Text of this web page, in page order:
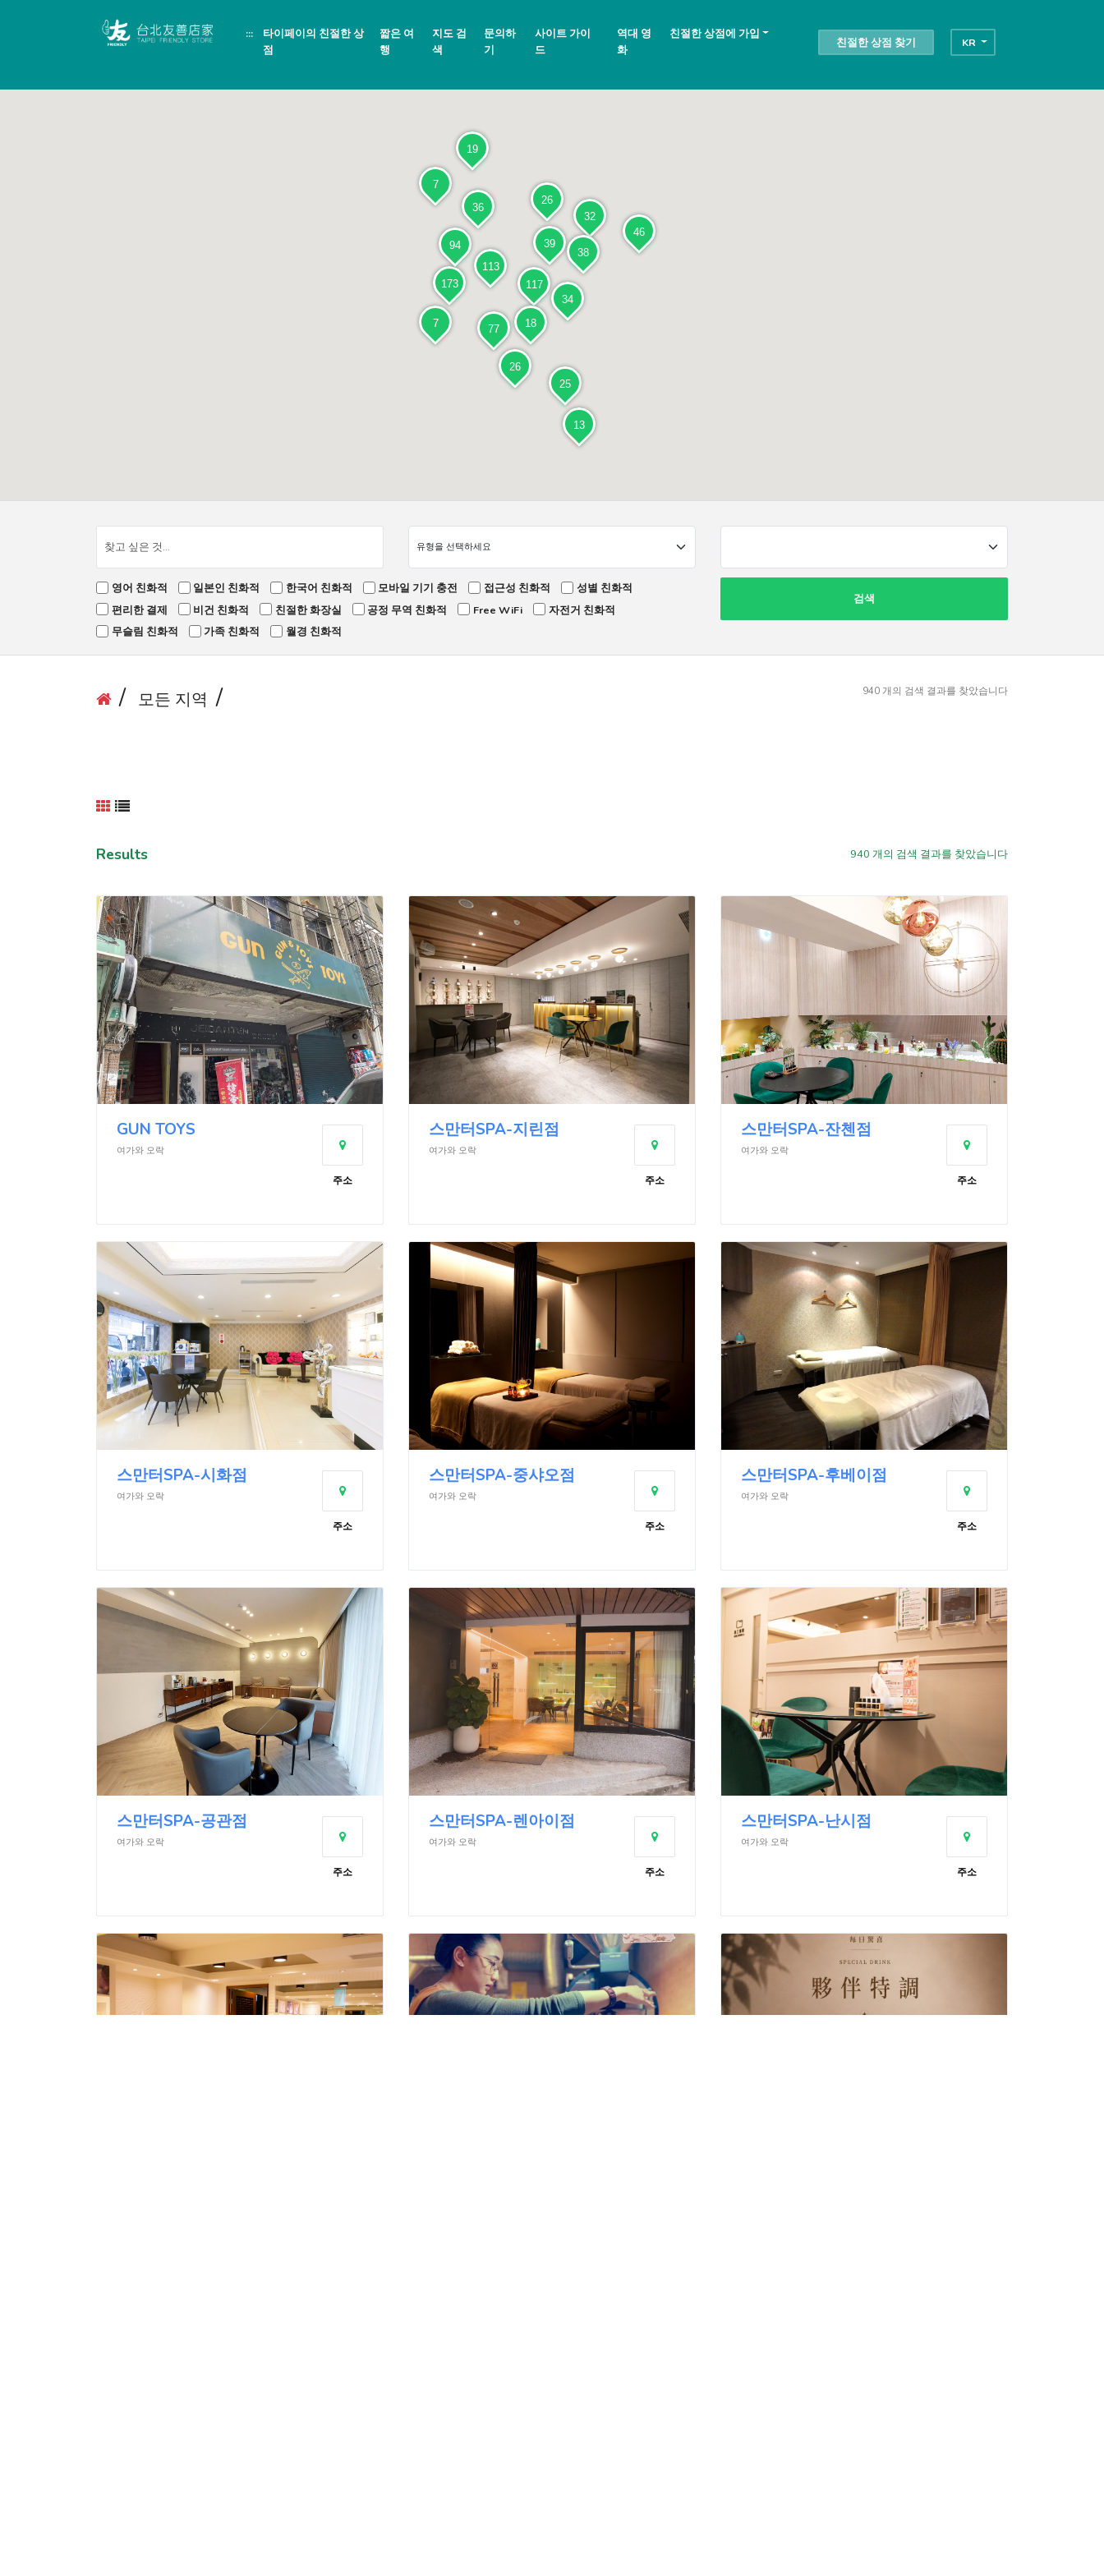
區
:::
타이페이의 친절한 상
점
짧은 여
행
지도 검
색
문의하
기
사이트 가이
드
역대 영
화
친절한 상점에 가입
친절한 상점 찾기 KR
36
113
117
77
32
173
34
25
46
39
26
19
94
38
26
18
13
7
7
영어 친화적 일본인 친화적 한국어 친화적 모바일 기기 충전 접근성 친화적
성별 친화적
편리한 결제
비건 친화적 친절한 화장실 공정 무역 친화적 Free WiFi
자전거 친화적
무슬림 친화적
가족 친화적 월경 친화적
검색
모든 지역 940개의 검색 결과를 찾았습니다
Results 940 개의 검색 결과를 찾았습니다
GUN TOYS
여가와 오락
주소
스만터SPA-지린점
여가와 오락
주소
스만터SPA-잔첸점
여가와 오락
주소
스만터SPA-시화점
여가와 오락
주소
스만터SPA-중샤오점
여가와 오락
주소
스만터SPA-후베이점
여가와 오락
주소
스만터SPA-공관점
여가와 오락
주소
스만터SPA-렌아이점
여가와 오락
주소
스만터SPA-난시점
여가와 오락
주소